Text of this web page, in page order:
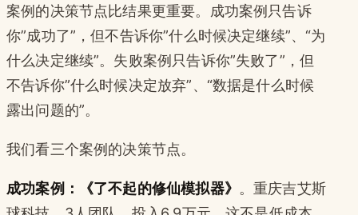
案例的决策节点比结果更重要。成功案例只告诉
你”成功了”，但不告诉你”什么时候决定继续”、“为
什么决定继续”。失败案例只告诉你”失败了”，但
不告诉你”什么时候决定放弃”、“数据是什么时候
露出问题的”。
我们看三个案例的决策节点。
成功案例：《了不起的修仙模拟器》 。重庆吉艾斯